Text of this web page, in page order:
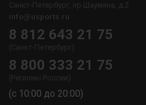
Санкт-Петербург, пр.Шаумяна, д.2
info@usports.ru
8 812 643 21 75
(Санкт-Петербург)
8 800 333 21 75
(Регионы России)
(с 10:00 до 20:00)